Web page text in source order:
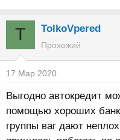
T TolkoVpered
Прохожий
17 Мар 2020
Выгодно автокредит
помощью хороших
группы ваг дают